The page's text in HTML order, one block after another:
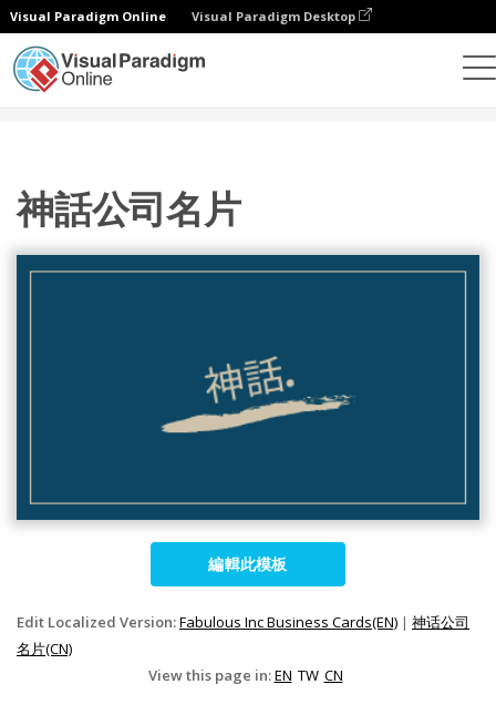
Visual Paradigm Online Visual Paradigm Desktop
神話公司名片
編輯此模板
Edit Localized Version:Fabulous Inc Business Cards(EN) | 神话公司
名片(CN)
View this page in:EN TW CN